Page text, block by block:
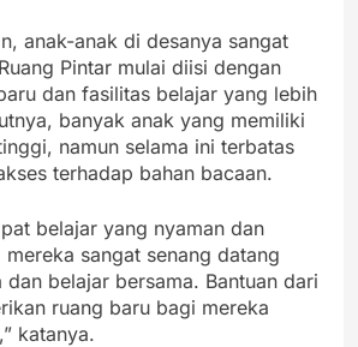
anak-anak di desanya sangat
Pintar mulai diisi dengan
dan fasilitas belajar yang lebih
banyak anak yang memiliki
namun selama ini terbatas
terhadap bahan bacaan.
belajar yang nyaman dan
mereka sangat senang datang
dan belajar bersama. Bantuan dari
ruang baru bagi mereka
katanya.